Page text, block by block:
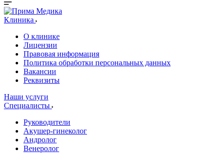
Клиника
О клинике
Лицензии
Правовая информация
Политика обработки персональных данных
Вакансии
Реквизиты
Наши услуги
Специалисты
Руководители
Акушер-гинеколог
Андролог
Венеролог